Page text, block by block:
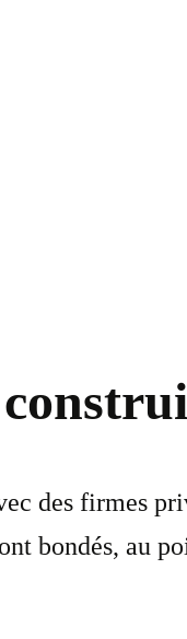
des firmes
bondés, au